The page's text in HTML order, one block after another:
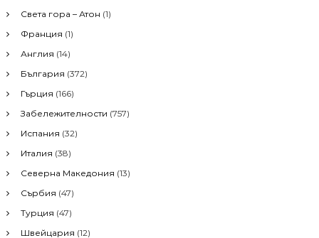
Света гора – Атон (1)
Франция (1)
Англия (14)
България (372)
Гърция (166)
Забележителности (757)
Испания (32)
Италия (38)
Северна Македония (13)
Сърбия (47)
Турция (47)
Швейцария (12)